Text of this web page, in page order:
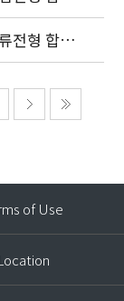
전형 합격
of Use